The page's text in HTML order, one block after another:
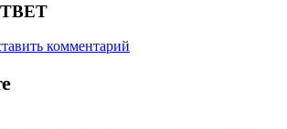
комментарий